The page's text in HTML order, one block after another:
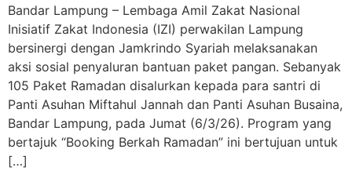
Bandar Lampung – Lembaga Amil Zakat Nasional
Inisiatif Zakat Indonesia (IZI) perwakilan Lampung
bersinergi dengan Jamkrindo Syariah melaksanakan
aksi sosial penyaluran bantuan paket pangan. Sebanyak
105 Paket Ramadan disalurkan kepada para santri di
Panti Asuhan Miftahul Jannah dan Panti Asuhan Busaina,
Bandar Lampung, pada Jumat (6/3/26). Program yang
bertajuk “Booking Berkah Ramadan” ini bertujuan untuk
[…]